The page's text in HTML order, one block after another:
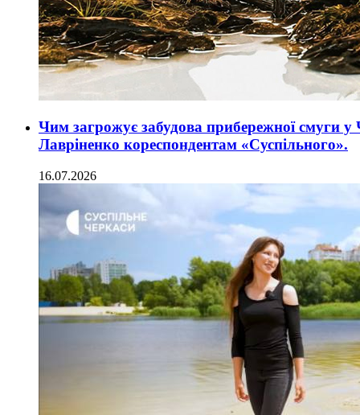
Чим загрожує забудова прибережної смуги у
Лавріненко кореспондентам «Суспільного».
16.07.2026